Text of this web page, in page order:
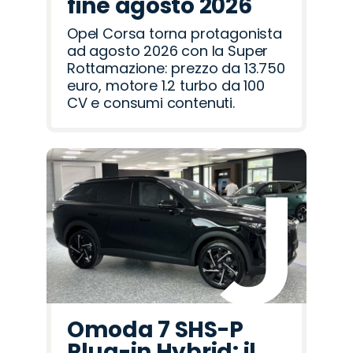
Opel Corsa torna protagonista
ad agosto 2026 con la Super
Rottamazione: prezzo da 13.750
euro, motore 1.2 turbo da 100
CV e consumi contenuti.
Omoda 7 SHS-P